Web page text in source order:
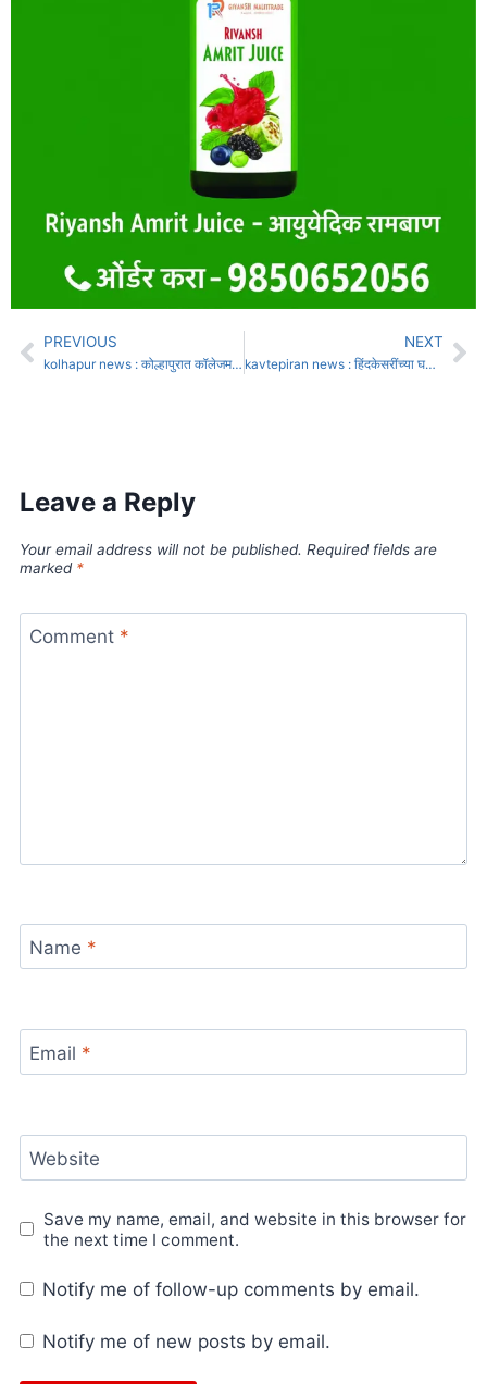
PREVIOUS
kolhapur news : कोल्हापुरात कॉलेजमध्ये सोडायला वडील थांबले नाहीत, मुलाने उचलले टोकाचे पाऊल
NEXT
kavtepiran news : हिंदकेसरींच्या घरात जन्मली एमबीबीएस डॉक्टर
Leave a Reply
Your email address will not be published. Required fields are
marked *
Comment *
Name *
Email *
Website
Save my name, email, and website in this browser for
the next time I comment.
Notify me of follow-up comments by email.
Notify me of new posts by email.